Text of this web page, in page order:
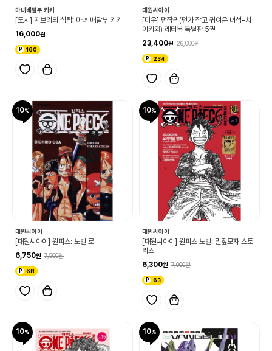
마녀배달부 키키
[도서] 지브리의 식탁: 마녀 배달부 키키
16,000
160
대원씨아이
[미우] 먼작귀(먼가 작고 귀여운 녀석-치
이카와) 레터북 특별판 5권
23,400
26,000
234
10
대원씨아이
[대원씨아이] 원피스: 노벨 로
6,750
7,500
68
10
대원씨아이
[대원씨아이] 원피스 노벨: 밀짚모자 스토
리즈
6,300
7,000
63
10 10